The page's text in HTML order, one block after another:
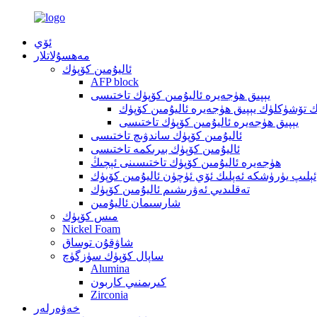
ئۆي
مەھسۇلاتلار
ئاليۇمىن كۆپۈك
AFP block
يېپىق ھۈجەيرە ئاليۇمىن كۆپۈك تاختىسى
تۆشۈكلۈك يېپىق ھۈجەيرە ئاليۇمىن كۆپۈك
يېپىق ھۈجەيرە ئاليۇمىن كۆپۈك تاختىسى
ئاليۇمىن كۆپۈك ساندۋىچ تاختىسى
ئاليۇمىن كۆپۈك بىرىكمە تاختىسى
ھۈجەيرە ئاليۇمىن كۆپۈك تاختىسىنى ئېچىڭ
ئېلىپ يۈرۈشكە ئەپلىك ئۆي ئۈچۈن ئاليۇمىن كۆپۈك
تەقلىدىي ئەۋرىشىم ئاليۇمىن كۆپۈك
شارسىمان ئاليۇمىن
مىس كۆپۈك
Nickel Foam
شاۋقۇن توساق
ساپال كۆپۈك سۈزگۈچ
Alumina
كىرىمنىي كاربون
Zirconia
خەۋەرلەر